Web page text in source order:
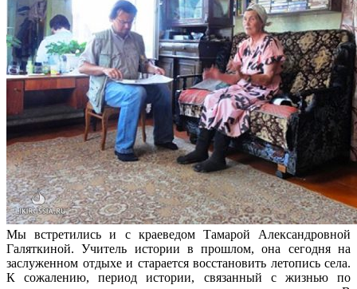
Мы встретились и с краеведом Тамарой Александровной
Галяткиной. Учитель истории в прошлом, она сегодня на
заслуженном отдыхе и старается восстановить летопись села.
К сожалению, период истории, связанный с жизнью по